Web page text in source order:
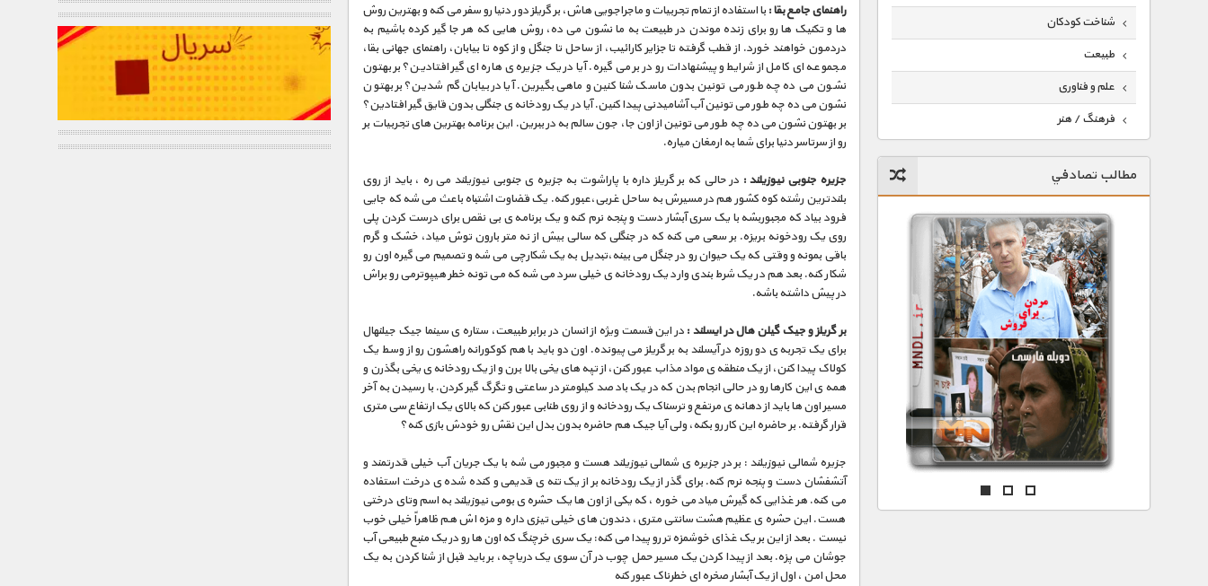
شناخت کودکان
طبیعت
علم و فناوری
فرهنگ / هنر
گردشگری
ماورایی
مسابقات / ورزشی
مستند های اختصاصی
مطالب تصادفي
راهنمای جامع بقا : با استفاده از تمام تجربیات و ماجراجویی هاش، بر گریلز دور دنیا رو سفر می کنه و بهترین روش
ها و تکنیک ها رو برای زنده موندن در طبیعت به ما نشون می ده، روش هایی که هر جا گیر کرده باشیم به
دردمون خواهند خورد. از قطب گرفته تا جزایر کارائیب، از ساحل تا جنگل و از کوه تا بیابان، راهنمای جهانی بقا،
مجموعه ای کامل از شرایط و پیشنهادات رو در بر می گیره. آیا در یک جزیره ی هاره ای گیر افتادین؟ بر بهتون
نشون می ده چه طور می تونین بدون ماسک شنا کنین و ماهی بگیرین. آیا در بیابان گم شدین؟ بر بهتون
نشون می ده چه طور می تونین آب آشامیدنی پیدا کنین. آیا در یک رودخانه ی جنگلی بدون قایق گیر افتادین؟
بر بهتون نشون می ده چه طور می تونین از اون جا، جون سالم به در ببرین. این برنامه بهترین های تجربیات بر
رو از سرتاسر دنیا برای شما به ارمغان میاره.
جزیره جنوبی نیوزیلند : در حالی که بر گریلز داره با پاراشوت به جزیره ی جنوبی نیوزیلند می ره ، باید از روی
بلندترین رشته کوه کشور هم در مسیرش به ساحل غربی،عبور کنه. یک قضاوت اشتباه باعث می شه که جایی
فرود بیاد که مجبوربشه با یک سری آبشار دست و پنجه نرم کنه و یک برنامه ی بی نقص برای درست کردن پلی
روی یک رودخونه بریزه. بر سعی می کنه که در جنگلی که سالی بیش از نه متر بارون توش میاد، خشک و گرم
باقی بمونه و وقتی که یک حیوان رو در جنگل می بینه،تبدیل به یک شکارچی می شه و تصمیم می گیره اون رو
شکار کنه. بعد هم در یک شرط بندی وارد یک رودخانه ی خیلی سرد می شه که می تونه خطر هیپوترمی رو براش
در پیش داشته باشه.
بر گریلز و جیک گیلن هال در ایسلند :در این قسمت ویژه از انسان در برابر طبیعت، ستاره ی سینما جیک جیلنهال
برای یک تجربه ی دو روزه در آیسلند به بر گریلز می پیونده. اون دو باید با هم کوکورانه راهشون رو از وسط یک
کولاک پیدا کنن، از یک منطقه ی مواد مذاب عبور کنن، از تپه های یخی بالا برن و از یک رودخانه ی یخی بگذرن و
همه ی این کارها رو در حالی انجام بدن که در یک باد صد کیلومتر در ساعتی و تگرگ گیر کردن. با رسیدن به آخر
مسیر اون ها باید از دهانه ی مرتفع و ترسناک یک رودخانه و از روی طنابی عبور کنن که بالای یک ارتفاع سی متری
قرار گرفته. بر حاضره این کار رو بکنه، ولی آیا جیک هم حاضره بدون بدل این نقش رو خودش بازی کنه؟
جزیره شمالی نیوزیلند : بر در جزیره ی شمالی نیوزیلند هست و مجبور می شه با یک جریان آب خیلی قدرتمند و
آتشفشان دست و پنجه نرم کنه. برای گذر از یک رودخانه بر از یک تنه ی قدیمی و کنده شده ی درخت استفاده
می کنه. هر غذایی که گیرش میاد می خوره ، که یکی از اون ها یک حشره ی بومی نیوزیلند به اسم وتای درختی
هست. این حشره ی عظیم هشت سانتی متری، دندون های خیلی تیزی داره و مزه اش هم ظاهراً خیلی خوب
نیست . بعد از این بر یک غذای خوشمزه تر رو پیدا می کنه: یک سری خرچنگ که اون ها رو در یک منبع طبیعی آب
جوشان می پزه. بعد از پیدا کردن یک مسیر حمل چوب در آن سوی یک دریاچه، بر باید قبل از شنا کردن به یک
محل امن ، اول از یک آبشار صخره ای خطرناک عبور کنه